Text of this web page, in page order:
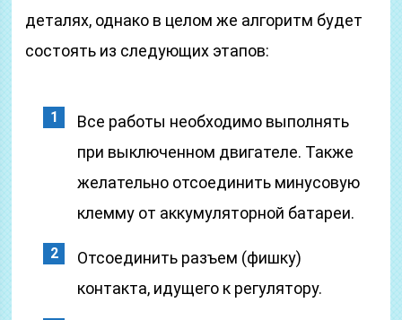
деталях, однако в целом же алгоритм будет
состоять из следующих этапов:
Все работы необходимо выполнять
при выключенном двигателе. Также
желательно отсоединить минусовую
клемму от аккумуляторной батареи.
Отсоединить разъем (фишку)
контакта, идущего к регулятору.